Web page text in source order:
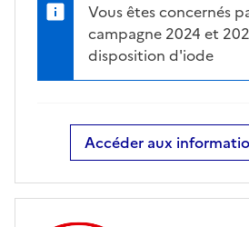
Vous êtes concernés
campagne 2024 et
disposition d'iode
Accéder aux